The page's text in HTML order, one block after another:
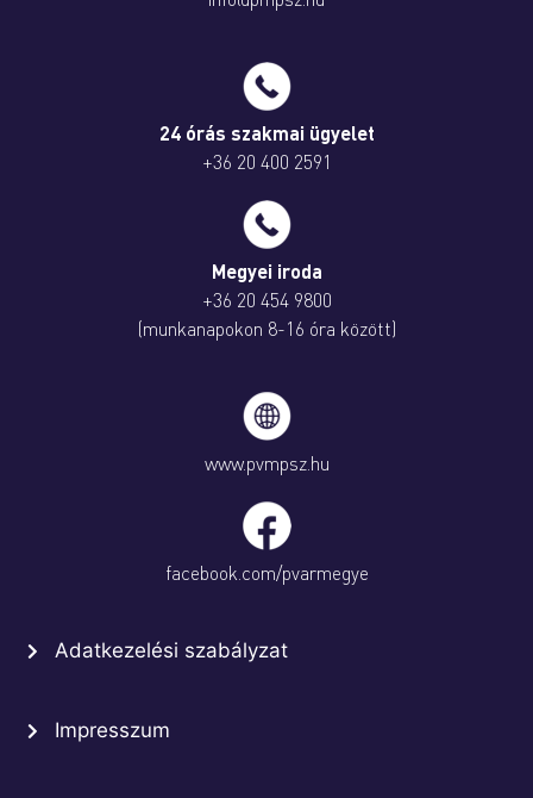
24 órás szakmai ügyelet
+36 20 400 2591
Megyei iroda
+36 20 454 9800
(munkanapokon 8-16 óra között)
www.pvmpsz.hu
facebook.com/pvarmegye
Adatkezelési szabályzat
Impresszum